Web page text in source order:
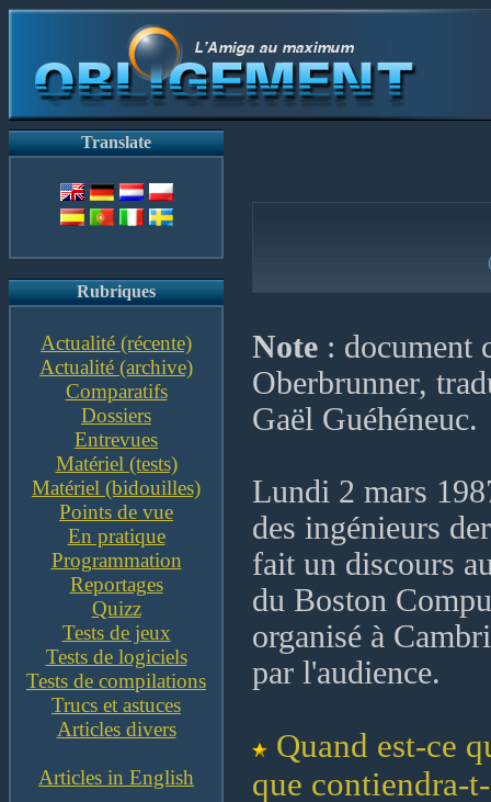
Translate
Rubriques
Actualité (récente)
Actualité (archive)
Comparatifs
Dossiers
Entrevues
Matériel (tests)
Matériel (bidouilles)
Points de vue
En pratique
Programmation
Reportages
Quizz
Tests de jeux
Tests de logiciels
Tests de compilations
Trucs et astuces
Articles divers
Articles in English
Note : document
Oberbrunner,
Gaël Guéhéneuc.
Lundi 2 mars
des ingénieurs
fait un discours
du Boston
organisé à
par l'audience.
Quand est-ce
que contiendra-